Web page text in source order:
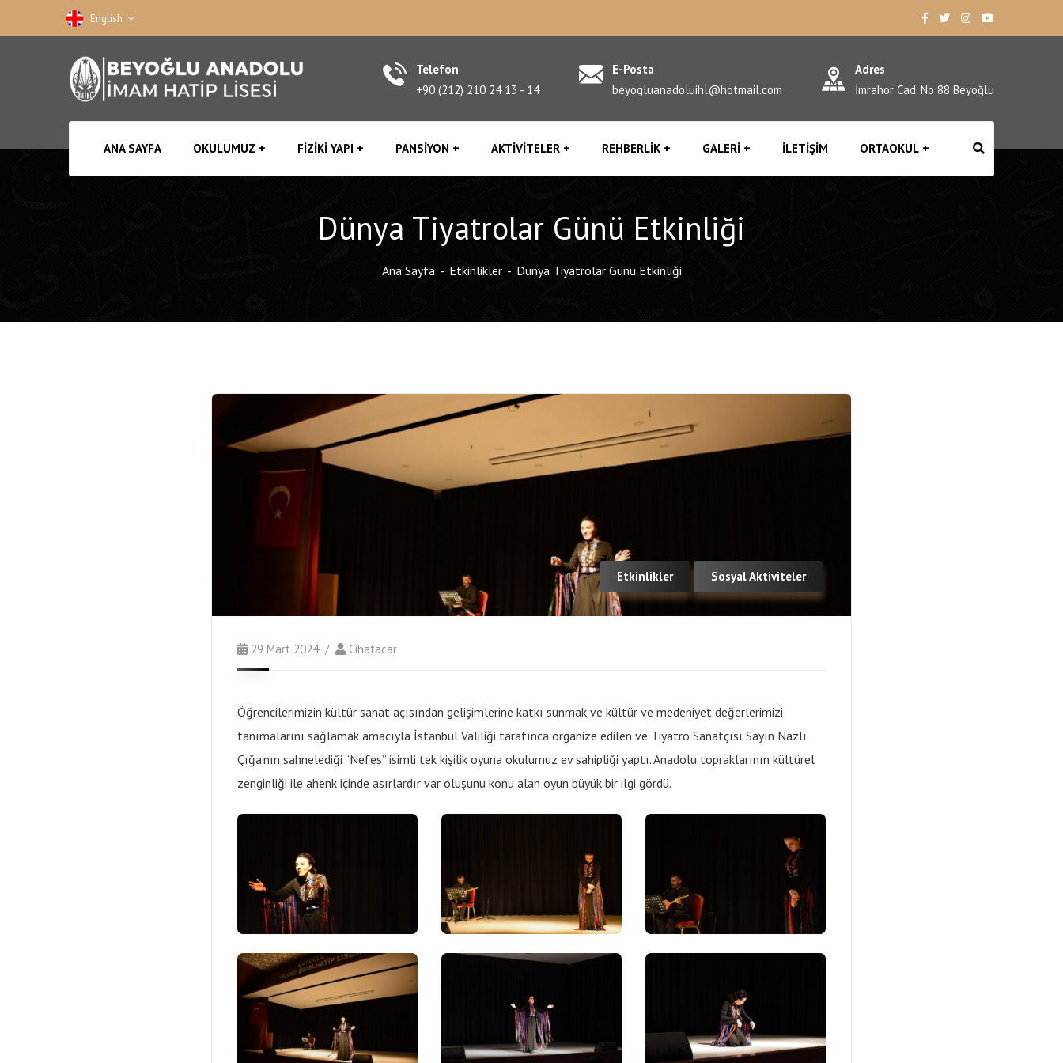
English
Telefon
+90 (212) 210 24 13 - 14
E-Posta
beyogluanadoluihl@hotmail.com
Adres
İmrahor Cad. No:88 Beyoğlu
ANA SAYFA OKULUMUZ FIZIKI YAPI PANSIYON AKTIVITELER REHBERLIK GALERI İLETIŞIM ORTAOKUL
Dünya Tiyatrolar Günü Etkinliği
Ana Sayfa Etkinlikler Dünya Tiyatrolar Günü Etkinliği
Etkinlikler Sosyal Aktiviteler
29 Mart 2024 Cihatacar
Öğrencilerimizin kültür sanat açısından gelişimlerine katkı sunmak ve kültür ve medeniyet değerlerimizi
tanımalarını sağlamak amacıyla İstanbul Valiliği tarafınca organize edilen ve Tiyatro Sanatçısı Sayın Nazlı
Çığa’nın sahnelediği “Nefes” isimli tek kişilik oyuna okulumuz ev sahipliği yaptı. Anadolu topraklarının kültürel
zenginliği ile ahenk içinde asırlardır var oluşunu konu alan oyun büyük bir ilgi gördü.
Bilgi
360° Sanal Tur
E-Dergi
Örnektepe Mah. İmrahor cad. No:88
Sütlüce - Beyoğlu